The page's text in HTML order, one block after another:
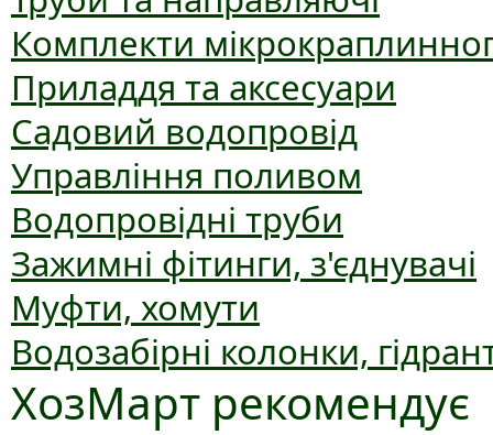
Комплекти
Приладдя та аксесуари
Садовий водопровід
Управління поливом
Водопровідні труби
Зажимні фітинги, з'єднувачі
Муфти, хомути
Водозабірні колонки,
ХозМарт рекомендує